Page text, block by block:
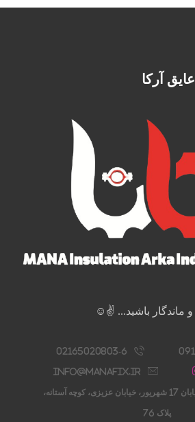
آرکا
و ماندگار باشید... ✌️☺️
02165020803-6
info@manafix.ir
تهران، شادآباد، خیابان 17 شهریور، خیابان عزیزی، کوچه آستانه،
پلاک 76